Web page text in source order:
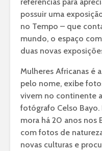
possuir uma
no Tempo – que
mundo, o espaço
duas novas
Mulheres Africanas é
pelo nome, exibe
vivem no continente
fotógrafo Celso Bayo.
mora há 20 anos nos
com fotos de
novas culturas e